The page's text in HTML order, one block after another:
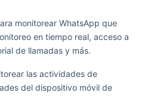
monitorear WhatsApp que
en tiempo real, acceso a
de llamadas y más.
las actividades de
del dispositivo móvil de